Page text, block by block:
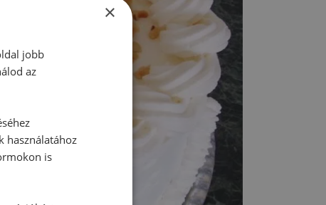
×
jobb
az
használatához
is